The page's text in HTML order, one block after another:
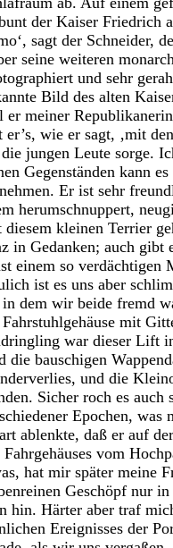
der Kaiser Friedrich
sagt der Schneider,
seine weiteren
und sehr
Bild des alten
meiner
er’s, wie er sagt, ‚mit
jungen Leute sorge.
Gegenständen kann
Er ist sehr
herumschnuppert,
kleinen Terrier
in Gedanken; auch
einem so verdächtigen
ist es uns aber
in dem wir beide fremd
mit
war dieser Lift
die bauschigen
und die
Sicher roch es auch
Epochen, was
ablenkte, daß er auf
Fahrgehäuses vom
hat mir später meine
Geschöpf nur
hin. Härter aber traf
Ereignisses der